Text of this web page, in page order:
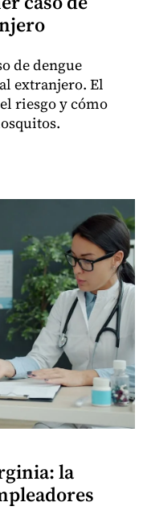
de dengue
extranjero. El
riesgo y cómo
la